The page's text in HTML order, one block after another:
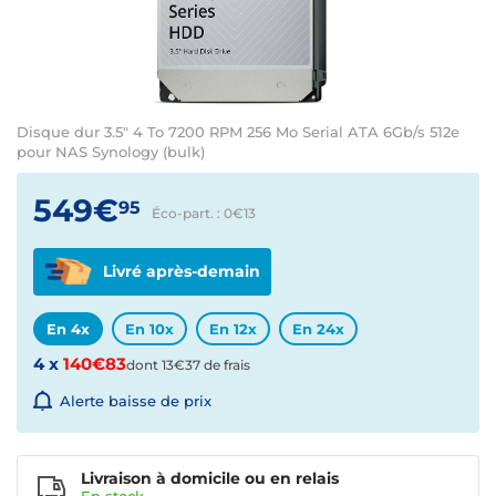
Disque dur 3.5" 4 To 7200 RPM 256 Mo Serial ATA 6Gb/s 512e
pour NAS Synology (bulk)
549€95 Éco-part. : 0€13
Livré après-demain
En 4x En 10x En 12x En 24x
4 x 140€83dont 13€37 de frais
Alerte baisse de prix
Livraison à domicile ou en relais